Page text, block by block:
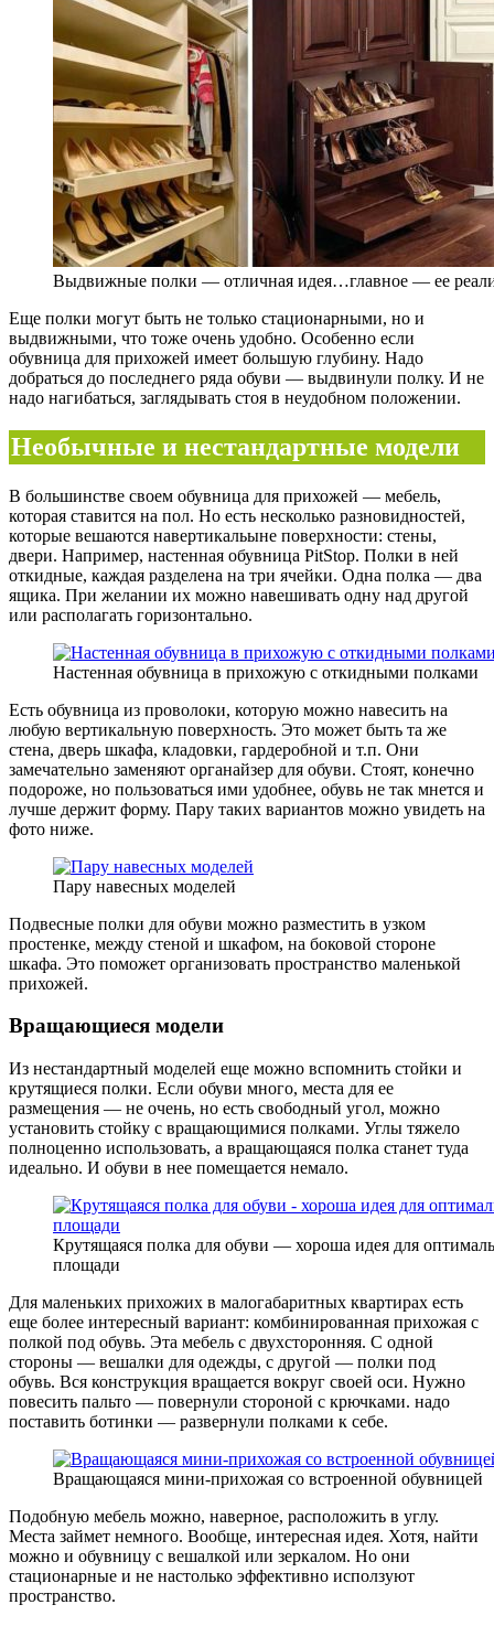
Выдвижные полки — отличная идея…главное — ее
Еще полки могут быть не только стационарными, но и
выдвижными, что тоже очень удобно. Особенно если
обувница для прихожей имеет большую глубину. Надо
добраться до последнего ряда обуви — выдвинули полку. И не
надо нагибаться, заглядывать стоя в неудобном положении.
Необычные и нестандартные модели
В большинстве своем обувница для прихожей — мебель,
которая ставится на пол. Но есть несколько разновидностей,
которые вешаются навертикальыне поверхности: стены,
двери. Например, настенная обувница PitStop. Полки в ней
откидные, каждая разделена на три ячейки. Одна полка — два
ящика. При желании их можно навешивать одну над другой
или располагать горизонтально.
Настенная обувница в прихожую с откидными полками
Есть обувница из проволоки, которую можно навесить на
любую вертикальную поверхность. Это может быть та же
стена, дверь шкафа, кладовки, гардеробной и т.п. Они
замечательно заменяют органайзер для обуви. Стоят, конечно
подороже, но пользоваться ими удобнее, обувь не так мнется и
лучше держит форму. Пару таких вариантов можно увидеть на
фото ниже.
Пару навесных моделей
Подвесные полки для обуви можно разместить в узком
простенке, между стеной и шкафом, на боковой стороне
шкафа. Это поможет организовать пространство маленькой
прихожей.
Вращающиеся модели
Из нестандартный моделей еще можно вспомнить стойки и
крутящиеся полки. Если обуви много, места для ее
размещения — не очень, но есть свободный угол, можно
установить стойку с вращающимися полками. Углы тяжело
полноценно использовать, а вращающаяся полка станет туда
идеально. И обуви в нее помещается немало.
Крутящаяся полка для обуви — хороша идея для
площади
Для маленьких прихожих в малогабаритных квартирах есть
еще более интересный вариант: комбинированная прихожая с
полкой под обувь. Эта мебель с двухсторонняя. С одной
стороны — вешалки для одежды, с другой — полки под
обувь. Вся конструкция вращается вокруг своей оси. Нужно
повесить пальто — повернули стороной с крючками. надо
поставить ботинки — развернули полками к себе.
Вращающаяся мини-прихожая со встроенной обувницей
Подобную мебель можно, наверное, расположить в углу.
Места займет немного. Вообще, интересная идея. Хотя, найти
можно и обувницу с вешалкой или зеркалом. Но они
стационарные и не настолько эффективно исползуют
пространство.